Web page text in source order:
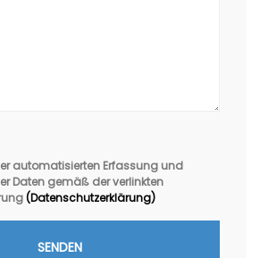
automatisierten Erfassung und
Daten gemäß der verlinkten
(Datenschutzerklärung)